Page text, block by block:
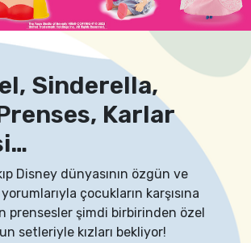
Sinderella,
Karlar
Disney dünyasının özgün ve
çocukların karşısına
prensesler şimdi birbirinden özel
setleriyle kızları bekliyor!